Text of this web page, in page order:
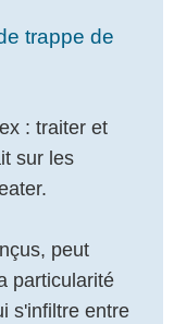
trappe de
: traiter et
sur les
peut
particularité
s'infiltre entre